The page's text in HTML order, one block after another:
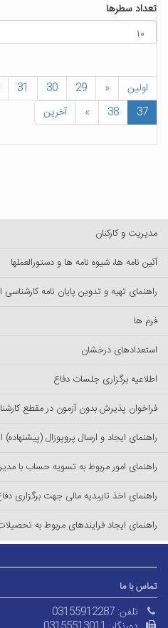
تعداد سطرها
اولین «
29
30
31
37
38
» آخرین
مدیریت و کارکنان
آئین نامه ها، شیوه نامه ها و دستورالعملها
راهنمای تهیه و تدوین پایان نامه
فرم ها
استعدادهای درخشان
اطلاعیه برگزاری جلسات دفاع
فراخوان پذیرش بدون آزمون در مقطع
راهنمای ایجاد و ارسال پروپوزال (پیشنهاده)
راهنمای امور مربوط به تسویه حساب با
راهنمای اخذ تاییدیه مالی جهت برگزاری
راهنمای ایجاد فرایندهای مربوط به
تماس با ما
تلفن: 03155912287